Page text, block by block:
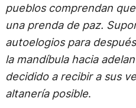
pueblos comprendan
una prenda de paz.
autoelogios para
la mandíbula hacia
decidido a recibir a sus
altanería posible.